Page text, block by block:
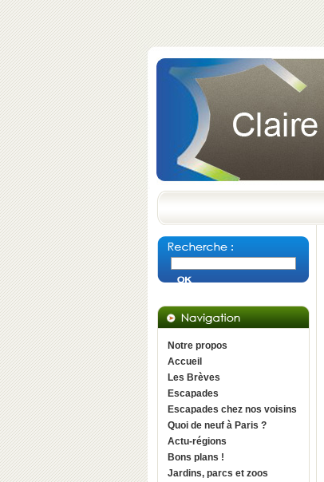
Notre propos
Accueil
Les Brèves
Escapades
Escapades chez nos voisins
Quoi de neuf à Paris ?
Actu-régions
Bons plans !
Jardins, parcs et zoos